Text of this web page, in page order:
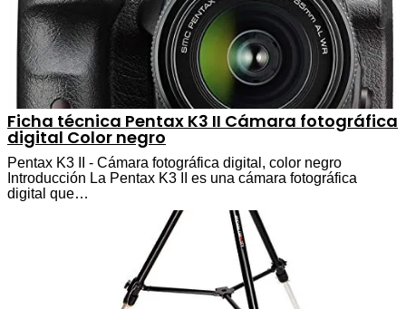
Ficha técnica Pentax K3 II Cámara fotográfica
digital Color negro
Pentax K3 II - Cámara fotográfica digital, color negro
Introducción La Pentax K3 II es una cámara fotográfica
digital que…